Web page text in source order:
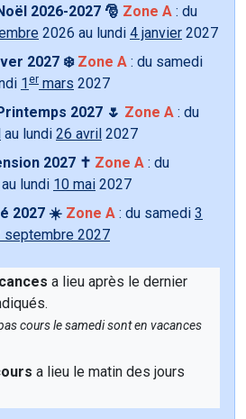
2026-2027 🎅 Zone A : du
2026 au lundi 4 janvier 2027
2027 ❄️ Zone A : du samedi
1 er mars 2027
2027 🌷 Zone A : du
au lundi 26 avril 2027
2027 ✝️ Zone A : du
au lundi 10 mai 2027
2027 ☀️ Zone A : du samedi 3
septembre 2027
a lieu après le dernier
cours le samedi sont en vacances
a lieu le matin des jours